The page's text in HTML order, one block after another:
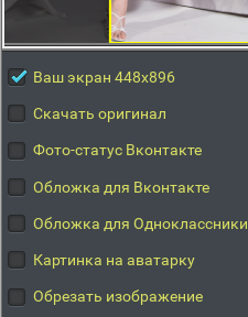
Ваш экран 448x896
Скачать оригинал
Фото-статус Вконтакте
Обложка для Вконтакте
Обложка для Одноклассники
Картинка на аватарку
Обрезать изображение